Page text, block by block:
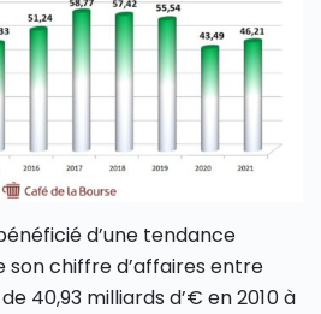
d’une tendance
chiffre d’affaires entre
40,93 milliards d’€ en 2010 à